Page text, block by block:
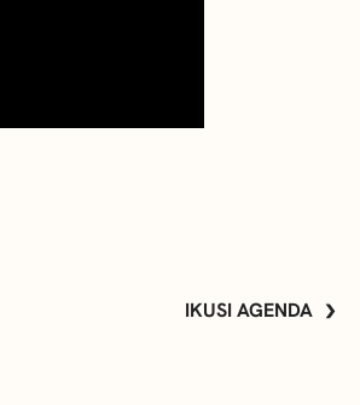
IKUSI AGENDA